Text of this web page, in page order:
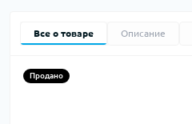
Все о товаре Описание
Продано